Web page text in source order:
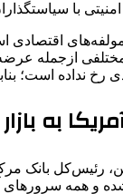
با
اقتصادی
ازجمله
رخ نداده است؛
به
شده و همه